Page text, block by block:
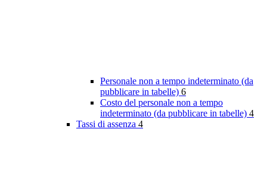
Personale non a tempo indeterminato (da
pubblicare in tabelle) 6
Costo del personale non a tempo
indeterminato (da pubblicare in tabelle) 4
Tassi di assenza 4